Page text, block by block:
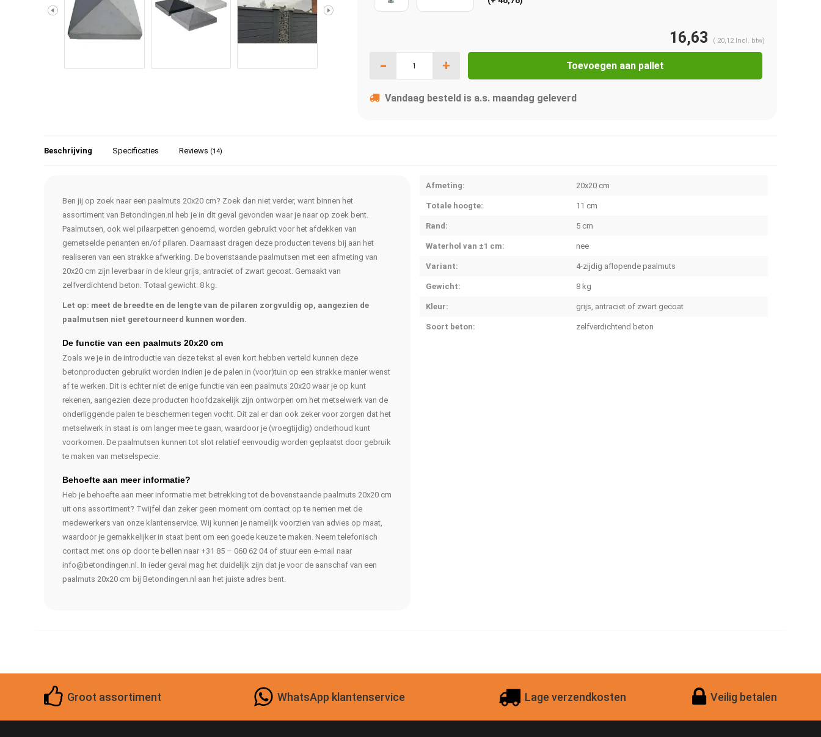
16,63 ( 20,12 Incl. btw)
- + Toevoegen aan pallet
Vandaag besteld is a.s. maandag geleverd
Beschrijving Specificaties Reviews (14)
Ben jij op zoek naar een paalmuts 20x20 cm? Zoek dan niet verder, want binnen het
assortiment van Betondingen.nl heb je in dit geval gevonden waar je naar op zoek bent.
Paalmutsen, ook wel pilaarpetten genoemd, worden gebruikt voor het afdekken van
gemetselde penanten en/of pilaren. Daarnaast dragen deze producten tevens bij aan het
realiseren van een strakke afwerking. De bovenstaande paalmutsen met een afmeting van
20x20 cm zijn leverbaar in de kleur grijs, antraciet of zwart gecoat. Gemaakt van
zelfverdichtend beton. Totaal gewicht: 8 kg.
Let op: meet de breedte en de lengte van de pilaren zorgvuldig op, aangezien de
paalmutsen niet geretourneerd kunnen worden.
De functie van een paalmuts 20x20 cm
Zoals we je in de introductie van deze tekst al even kort hebben verteld kunnen deze
betonproducten gebruikt worden indien je de palen in (voor)tuin op een strakke manier wenst
af te werken. Dit is echter niet de enige functie van een paalmuts 20x20 waar je op kunt
rekenen, aangezien deze producten hoofdzakelijk zijn ontworpen om het metselwerk van de
onderliggende palen te beschermen tegen vocht. Dit zal er dan ook zeker voor zorgen dat het
metselwerk in staat is om langer mee te gaan, waardoor je (vroegtijdig) onderhoud kunt
voorkomen. De paalmutsen kunnen tot slot relatief eenvoudig worden geplaatst door gebruik
te maken van metselspecie.
Behoefte aan meer informatie?
Heb je behoefte aan meer informatie met betrekking tot de bovenstaande paalmuts 20x20 cm
uit ons assortiment? Twijfel dan zeker geen moment om contact op te nemen met de
medewerkers van onze klantenservice. Wij kunnen je namelijk voorzien van advies op maat,
waardoor je gemakkelijker in staat bent om een goede keuze te maken. Neem telefonisch
contact met ons op door te bellen naar +31 85 – 060 62 04 of stuur een e-mail naar
info@betondingen.nl . In ieder geval mag het duidelijk zijn dat je voor de aanschaf van een
paalmuts 20x20 cm bij Betondingen.nl aan het juiste adres bent.
Afmeting: 20x20 cm
Totale hoogte: 11 cm
Rand: 5 cm
Waterhol van ±1 cm: nee
Variant: 4-zijdig aflopende paalmuts
Gewicht: 8 kg
Kleur: grijs, antraciet of zwart gecoat
Soort beton: zelfverdichtend beton
Groot assortiment WhatsApp klantenservice Lage verzendkosten Veilig betalen